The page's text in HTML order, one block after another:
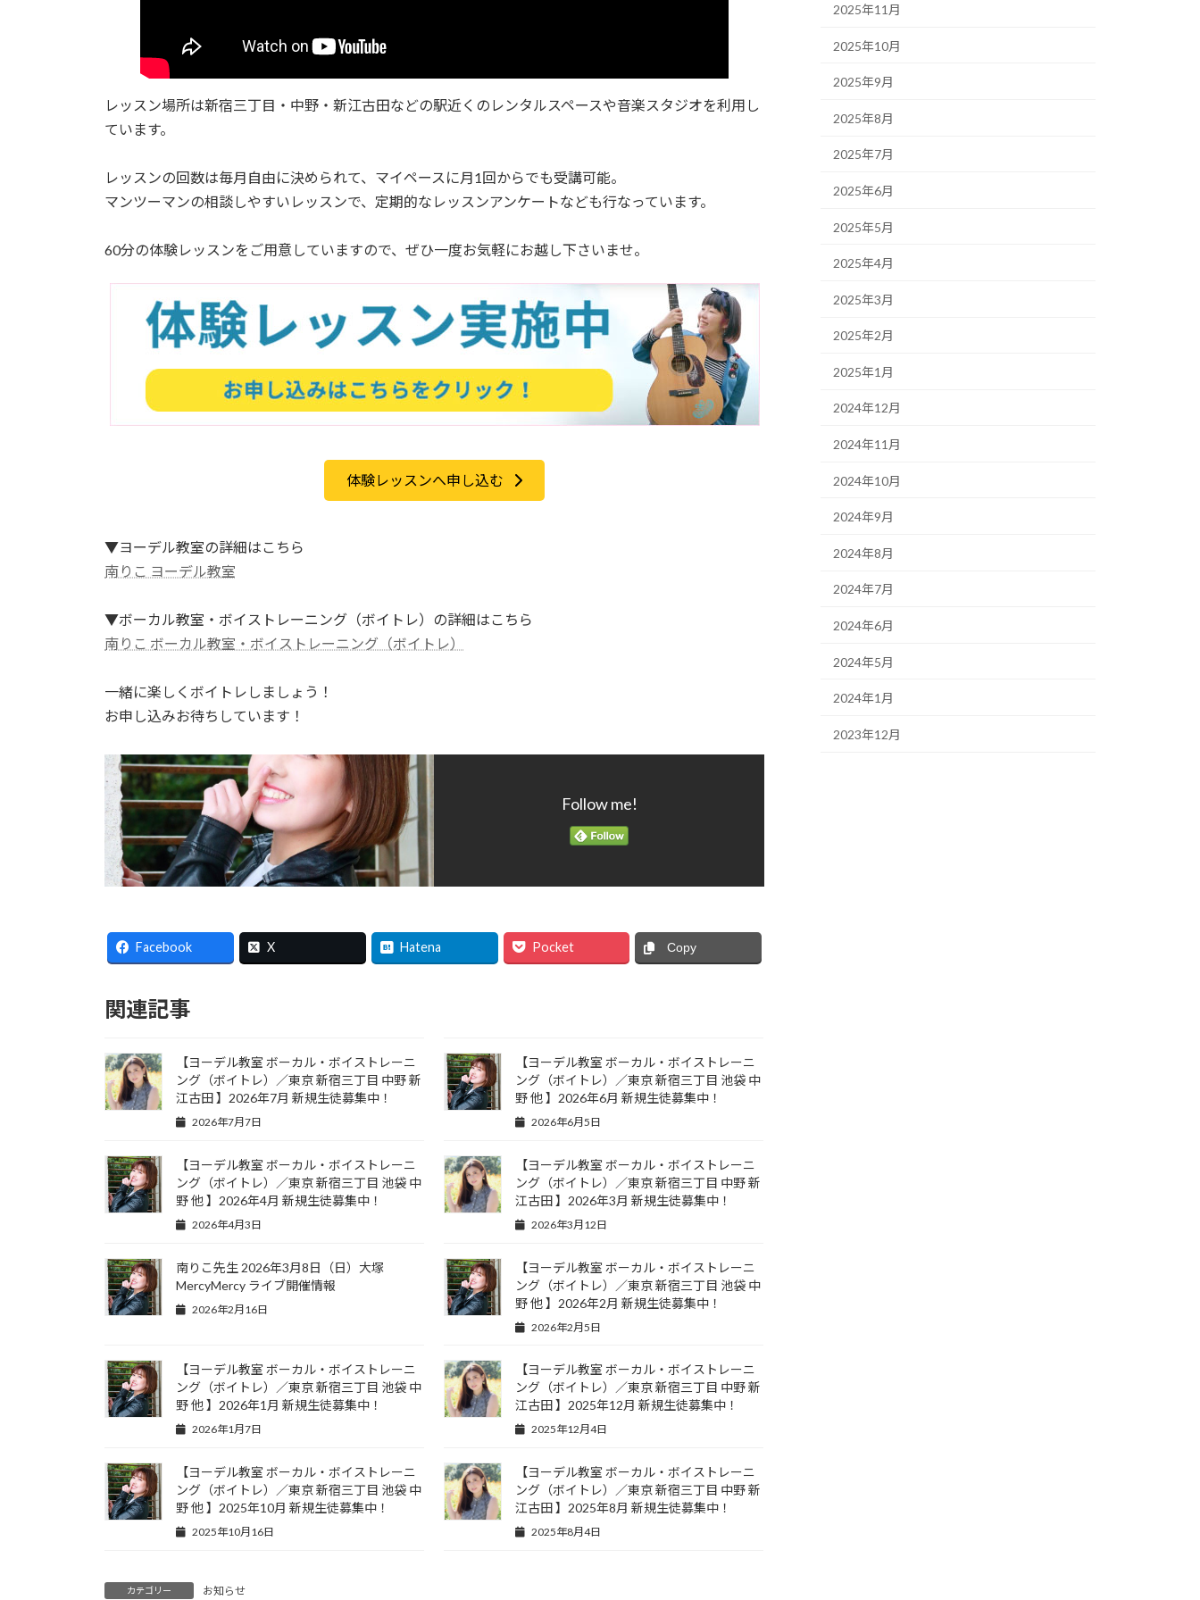
レッスン場所は新宿三丁目・中野・新江古田などの駅近くのレンタルスペースや音楽スタジオを利用し
ています。
レッスンの回数は毎月自由に決められて、マイペースに月1回からでも受講可能。
マンツーマンの相談しやすいレッスンで、定期的なレッスンアンケートなども行なっています。
60分の体験レッスンをご用意していますので、ぜひ一度お気軽にお越し下さいませ。
体験レッスンへ申し込む
▼ヨーデル教室の詳細はこちら
南りこ ヨーデル教室
▼ボーカル教室・ボイストレーニング（ボイトレ）の詳細はこちら
南りこ ボーカル教室・ボイストレーニング（ボイトレ）
一緒に楽しくボイトレしましょう！
お申し込みお待ちしています！
Follow me!
Facebook X Hatena Pocket Copy
関連記事
【ヨーデル教室 ボーカル・ボイストレーニ
ング（ボイトレ）／東京 新宿三丁目 中野 新
江古田 】2026年7月 新規生徒募集中！
2026年7月7日
【ヨーデル教室 ボーカル・ボイストレーニ
ング（ボイトレ）／東京 新宿三丁目 池袋 中
野 他 】2026年6月 新規生徒募集中！
2026年6月5日
【ヨーデル教室 ボーカル・ボイストレーニ
ング（ボイトレ）／東京 新宿三丁目 池袋 中
野 他 】2026年4月 新規生徒募集中！
2026年4月3日
【ヨーデル教室 ボーカル・ボイストレーニ
ング（ボイトレ）／東京 新宿三丁目 中野 新
江古田 】2026年3月 新規生徒募集中！
2026年3月12日
南りこ先生 2026年3月8日（日）大塚
MercyMercy ライブ開催情報
2026年2月16日
【ヨーデル教室 ボーカル・ボイストレーニ
ング（ボイトレ）／東京 新宿三丁目 池袋 中
野 他 】2026年2月 新規生徒募集中！
2026年2月5日
【ヨーデル教室 ボーカル・ボイストレーニ
ング（ボイトレ）／東京 新宿三丁目 池袋 中
野 他 】2026年1月 新規生徒募集中！
2026年1月7日
【ヨーデル教室 ボーカル・ボイストレーニ
ング（ボイトレ）／東京 新宿三丁目 中野 新
江古田 】2025年12月 新規生徒募集中！
2025年12月4日
【ヨーデル教室 ボーカル・ボイストレーニ
ング（ボイトレ）／東京 新宿三丁目 池袋 中
野 他 】2025年10月 新規生徒募集中！
2025年10月16日
【ヨーデル教室 ボーカル・ボイストレーニ
ング（ボイトレ）／東京 新宿三丁目 中野 新
江古田 】2025年8月 新規生徒募集中！
2025年8月4日
カテゴリー お知らせ
2025年11月
2025年10月
2025年9月
2025年8月
2025年7月
2025年6月
2025年5月
2025年4月
2025年3月
2025年2月
2025年1月
2024年12月
2024年11月
2024年10月
2024年9月
2024年8月
2024年7月
2024年6月
2024年5月
2024年1月
2023年12月